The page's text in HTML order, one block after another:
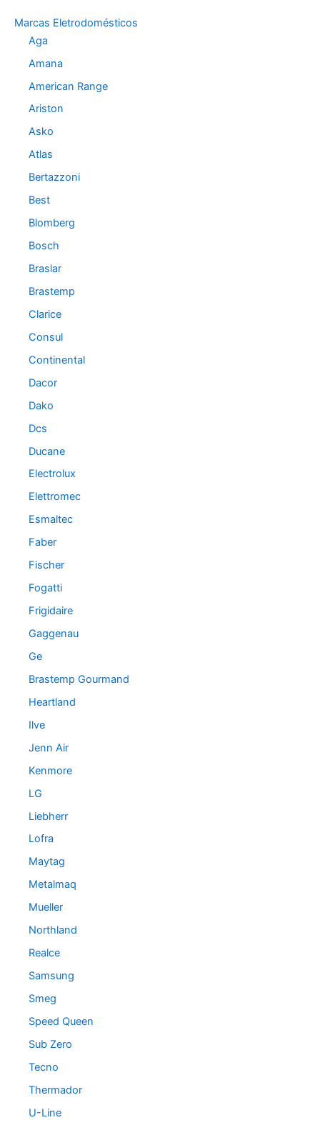
rMarcas Eletrodomésticos
Aga
Amana
American Range
Ariston
Asko
Atlas
Bertazzoni
Best
Blomberg
Bosch
Braslar
Brastemp
Clarice
Consul
Continental
Dacor
Dako
Dcs
Ducane
Electrolux
Elettromec
Esmaltec
Faber
Fischer
Fogatti
Frigidaire
Gaggenau
Ge
Brastemp Gourmand
Heartland
Ilve
Jenn Air
Kenmore
LG
Liebherr
Lofra
Maytag
Metalmaq
Mueller
Northland
Realce
Samsung
Smeg
Speed Queen
Sub Zero
Tecno
Thermador
U-Line